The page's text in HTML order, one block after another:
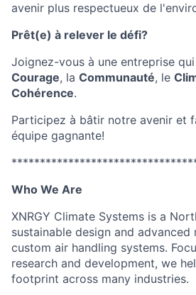
avenir plus respectueux de
Prêt(e) à relever le défi?
Joignez-vous à une entreprise
Courage, la Communauté, le
Cohérence.
Participez à bâtir notre avenir et
équipe gagnante!
Who We Are
XNRGY Climate Systems is a
sustainable design and
custom air handling systems.
research and development, we
footprint across many industries.